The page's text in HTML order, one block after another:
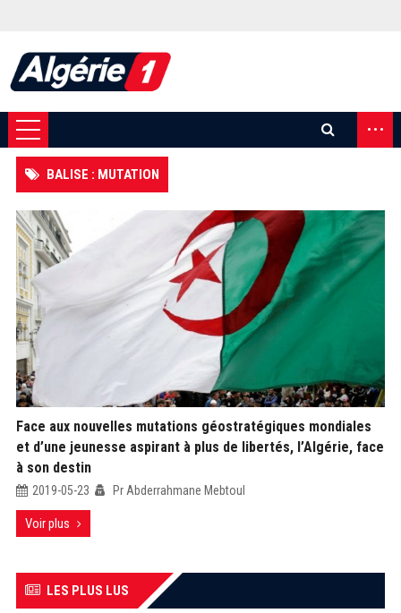
...
BALISE : MUTATION
Face aux nouvelles mutations géostratégiques mondiales
et d’une jeunesse aspirant à plus de libertés, l’Algérie, face
à son destin
2019-05-23 Pr Abderrahmane Mebtoul
Voir plus
LES PLUS LUS